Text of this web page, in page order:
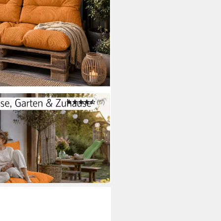
Set 3-tlg., 120x80 cm +
(5)